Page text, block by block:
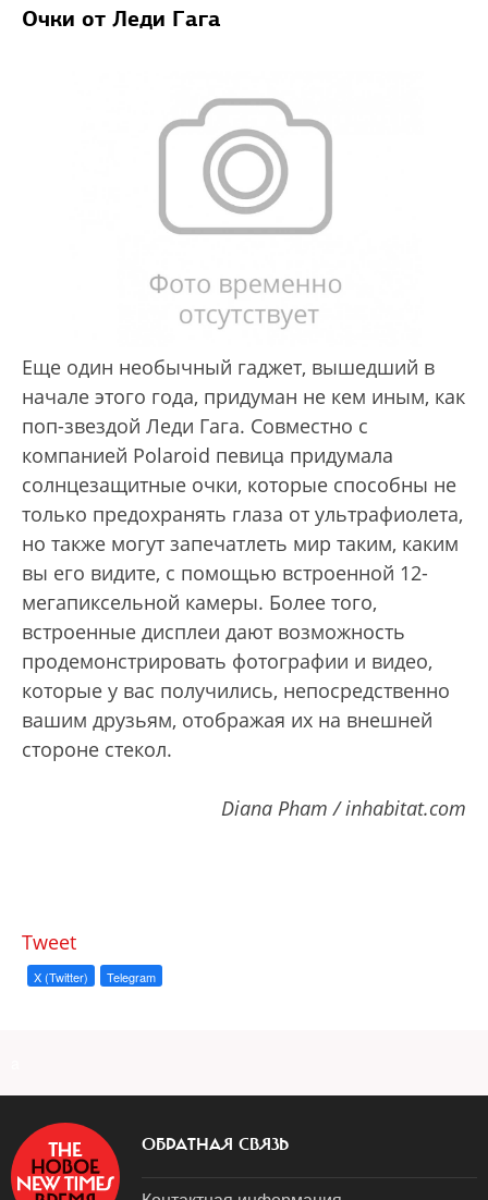
Очки от Леди Гага
Еще один необычный гаджет, вышедший в
начале этого года, придуман не кем иным, как
поп-звездой Леди Гага. Совместно с
компанией Polaroid певица придумала
солнцезащитные очки, которые способны не
только предохранять глаза от ультрафиолета,
но также могут запечатлеть мир таким, каким
вы его видите, с помощью встроенной 12-
мегапиксельной камеры. Более того,
встроенные дисплеи дают возможность
продемонстрировать фотографии и видео,
которые у вас получились, непосредственно
вашим друзьям, отображая их на внешней
стороне стекол.
Diana Pham / inhabitat.com
Tweet
X (Twitter) Telegram
ОБРАТНАЯ СВЯЗЬ